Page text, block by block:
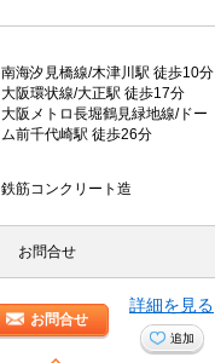
南海汐見橋線/木津川駅 徒歩10分
大阪環状線/大正駅 徒歩17分
大阪メトロ長堀鶴見緑地線/ドー
ム前千代崎駅 徒歩26分
鉄筋コンクリート造
お問合せ
お問合せ
詳細を見る
追加